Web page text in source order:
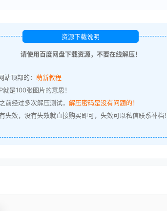
资源下载说明
请使用百度网盘下载资源，不要在线解压！
顶部的： 萌新教程
是100张图片的意思！
前经过多次解压测试， 解压密码是没有问题的！
效，没有失效就直接购买即可，失效可以私信联系补档！